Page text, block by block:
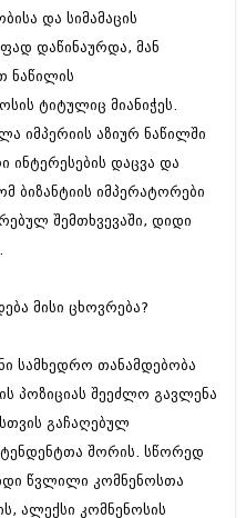
და სიმამაცის
დაწინაურდა, მან
ნაწილის
ტიტულიც მიანიჭეს.
იმპერიის აზიურ ნაწილში
ინტერესების დაცვა და
ბიზანტიის იმპერატორები
შემთხვევაში, დიდი
მისი ცხოვრება?
სამხედრო თანამდებობა
პოზიციას შეეძლო გავლენა
გაჩაღებულ
შორის. სწორედ
წვლილი კომნენოსთა
ალექსი კომნენოსის